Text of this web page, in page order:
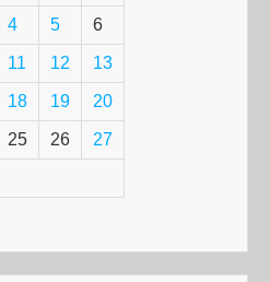
4 5 6
11 12 13
18 19 20
25 26 27